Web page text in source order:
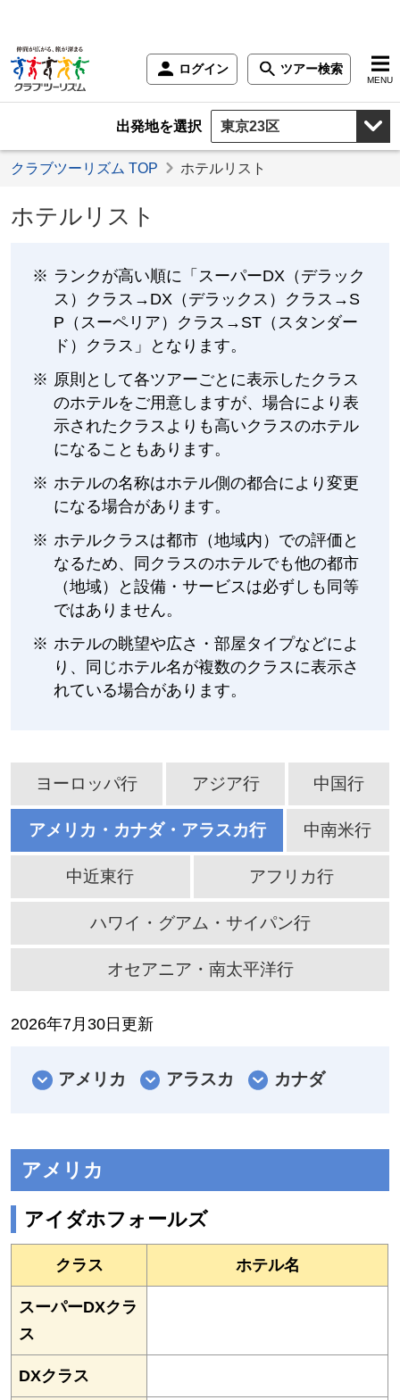
ログイン ツアー検索
MENU
出発地を選択
クラブツーリズム TOP ホテルリスト
ホテルリスト
ランクが高い順に「スーパーDX（デラック
ス）クラス→DX（デラックス）クラス→S
P（スーペリア）クラス→ST（スタンダー
ド）クラス」となります。
原則として各ツアーごとに表示したクラス
のホテルをご用意しますが、場合により表
示されたクラスよりも高いクラスのホテル
になることもあります。
ホテルの名称はホテル側の都合により変更
になる場合があります。
ホテルクラスは都市（地域内）での評価と
なるため、同クラスのホテルでも他の都市
（地域）と設備・サービスは必ずしも同等
ではありません。
ホテルの眺望や広さ・部屋タイプなどによ
り、同じホテル名が複数のクラスに表示さ
れている場合があります。
ヨーロッパ行 アジア行 中国行
アメリカ・カナダ・アラスカ行 中南米行
中近東行 アフリカ行
ハワイ・グアム・サイパン行
オセアニア・南太平洋行
2026年7月30日更新
アメリカ アラスカ カナダ
アメリカ
アイダホフォールズ
クラス ホテル名
スーパーDXクラ
ス
DXクラス